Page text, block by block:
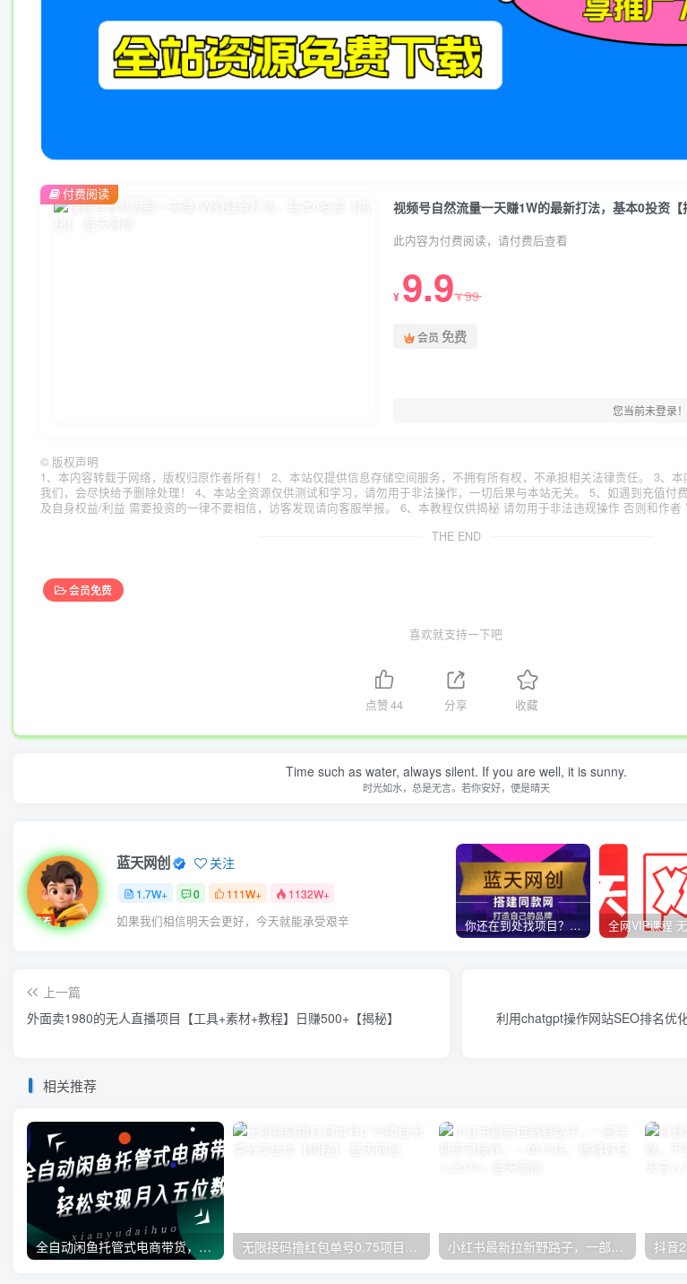
视频号自然流量一天赚1W的最新打法，基本0投资【
此内容为付费阅读，请付费后查看
¥ 9.9¥99
会员 免费
您当前未登录
付费阅读
© 版权声明
1、本内容转载于网络，版权归原作者所有！ 2、本站仅提供信息存储空间服务，不拥有所有权，不承担相关法律责任。 3、
我们，会尽快给予删除处理！ 4、本站全资源仅供测试和学习，请勿用于非法操作，一切后果与本站无关。 5、如遇到充值付
及自身权益/利益 需要投资的一律不要相信，访客发现请向客服举报。 6、本教程仅供揭秘 请勿用于非法违规操作 否则和作者
THE END
会员免费
喜欢就支持一下吧
点赞44 分享 收藏
Time such as water, always silent. If you are well, it is sunny.
时光如水，总是无言。若你安好，便是晴天
蓝天网创 关注
1.7W+ 0 111W+ 1132W+
如果我们相信明天会更好，今天就能承受艰辛 你还在到处找项目？还在当韭菜？我靠卖项目一个月收入5万+，曾经我也是个失败者。
上一篇
外面卖1980的无人直播项目【工具+素材+教程】日赚500+【揭秘】
利用chatgpt操作网站SEO排名优
相关推荐
全自动闲鱼托管式电商带货，一部手机和一个闲鱼号就可以开干，轻松实现月入五位数 无限接码撸红包单号0.75项目无偿分享给你【揭秘】 小红书最新拉新野路子，一部手机即可操作，一单15块，做得好日入2000+